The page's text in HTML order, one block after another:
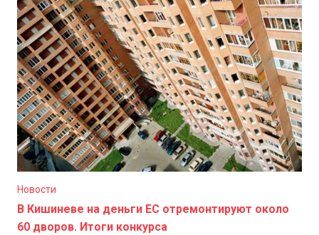
восстановить Национальную
Новости
В Кишиневе на деньги ЕС отремонтируют около
60 дворов. Итоги конкурса